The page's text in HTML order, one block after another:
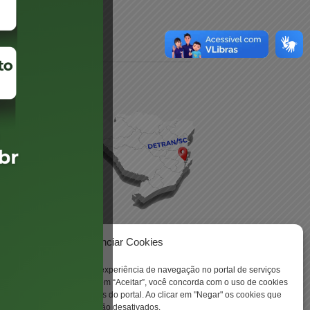
Gerenciar Cookies
para aprimorar sua experiência de navegação no portal de serviços
Santa Catarina. Ao clicar em “Aceitar”, você concorda com o uso de cookies
a todas as funcionalidades do portal. Ao clicar em "Negar" os cookies que
necessários serão desativados.